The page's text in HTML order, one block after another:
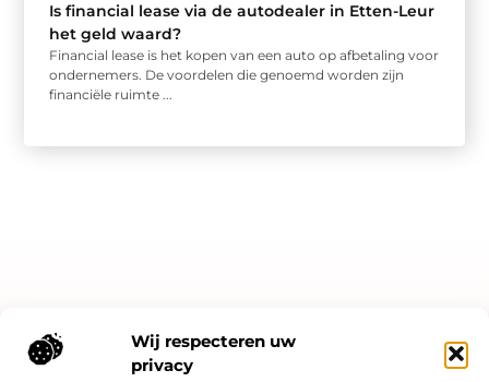
Wij respecteren uw
privacy
Is financial lease via de autodealer in Etten-Leur
het geld waard?
Financial lease is het kopen van een auto op afbetaling voor
ondernemers. De voordelen die genoemd worden zijn
financiële ruimte ...